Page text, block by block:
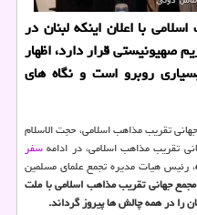
با اعلان اینکه لبنان در
صهیونیستی قرار دارد، اظهار
روبرو است و نگاه های
تقریب مذاهب اسلامی، حجت الاسلام
تقریب مذاهب اسلامی، در ادامهسفر
، رئیس هیات مدیره تجمع علمای مسلمین
جهانی تقریب مذاهب اسلامی با ملت
را در همه چالش ها پیروز گرداند.